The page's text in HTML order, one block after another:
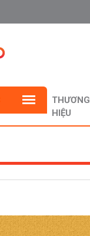
THƯƠNG
HIỆU